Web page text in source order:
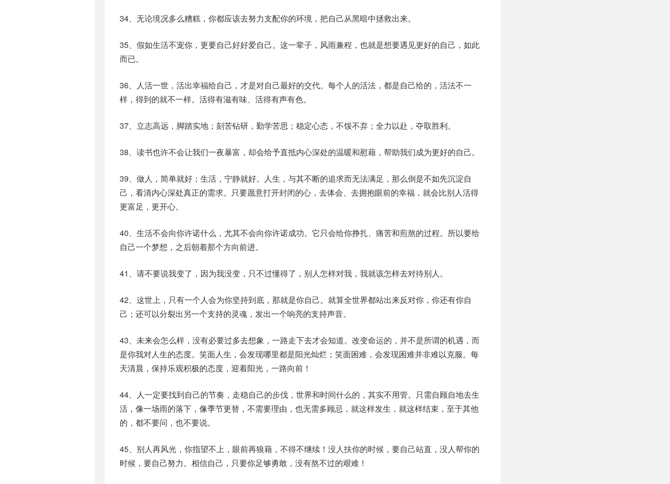
34、无论境况多么糟糕，你都应该去努力支配你的环境，把自己从黑暗中拯救出来。
35、假如生活不宠你，更要自己好好爱自己。这一辈子，风雨兼程，也就是想要遇见更好的自己，如此
而已。
36、人活一世，活出幸福给自己，才是对自己最好的交代。每个人的活法，都是自己给的，活法不一
样，得到的就不一样。活得有滋有味、活得有声有色。
37、立志高远，脚踏实地；刻苦钻研，勤学苦思；稳定心态，不馁不弃；全力以赴，夺取胜利。
38、读书也许不会让我们一夜暴富，却会给予直抵内心深处的温暖和慰藉，帮助我们成为更好的自己。
39、做人，简单就好；生活，宁静就好。人生，与其不断的追求而无法满足，那么倒是不如先沉淀自
己，看清内心深处真正的需求。只要愿意打开封闭的心，去体会、去拥抱眼前的幸福，就会比别人活得
更富足，更开心。
40、生活不会向你许诺什么，尤其不会向你许诺成功。它只会给你挣扎、痛苦和煎熬的过程。所以要给
自己一个梦想，之后朝着那个方向前进。
41、请不要说我变了，因为我没变，只不过懂得了，别人怎样对我，我就该怎样去对待别人。
42、这世上，只有一个人会为你坚持到底，那就是你自己。就算全世界都站出来反对你，你还有你自
己；还可以分裂出另一个支持的灵魂，发出一个响亮的支持声音。
43、未来会怎么样，没有必要过多去想象，一路走下去才会知道。改变命运的，并不是所谓的机遇，而
是你我对人生的态度。笑面人生，会发现哪里都是阳光灿烂；笑面困难，会发现困难并非难以克服。每
天清晨，保持乐观积极的态度，迎着阳光，一路向前！
44、人一定要找到自己的节奏，走稳自己的步伐，世界和时间什么的，其实不用管。只需自顾自地去生
活，像一场雨的落下，像季节更替，不需要理由，也无需多顾忌，就这样发生，就这样结束，至于其他
的，都不要问，也不要说。
45、别人再风光，你指望不上，眼前再狼藉，不得不继续！没人扶你的时候，要自己站直，没人帮你的
时候，要自己努力。相信自己，只要你足够勇敢，没有熬不过的艰难！